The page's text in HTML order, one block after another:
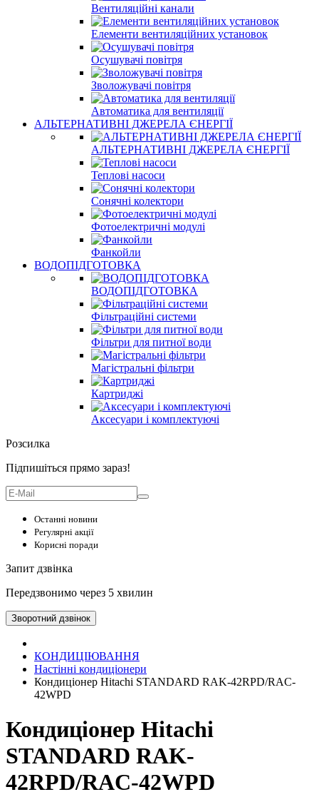
Вентиляційні канали
Елементи вентиляційних установок
Осушувачі повітря
Зволожувачі повітря
Автоматика для вентиляції
АЛЬТЕРНАТИВНІ ДЖЕРЕЛА ЄНЕРГІЇ
АЛЬТЕРНАТИВНІ ДЖЕРЕЛА ЄНЕРГІЇ
Теплові насоси
Сонячні колектори
Фотоелектричні модулі
Фанкойли
ВОДОПІДГОТОВКА
ВОДОПІДГОТОВКА
Фільтраційні системи
Фільтри для питної води
Магістральні фільтри
Картриджі
Аксесуари і комплектуючі
Розсилка
Підпишіться прямо зараз!
Останні новини
Регулярні акції
Корисні поради
Запит дзвінка
Передзвонимо через 5 хвилин
Зворотний дзвінок
КОНДИЦІЮВАННЯ
Настінні кондиціонери
Кондиціонер Hitachi STANDARD RAK-42RPD/RAC-
42WPD
Кондиціонер Hitachi
STANDARD RAK-
42RPD/RAC-42WPD